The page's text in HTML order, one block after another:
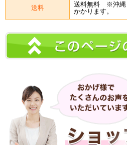
送料
送料無料 ※沖縄
かかります。